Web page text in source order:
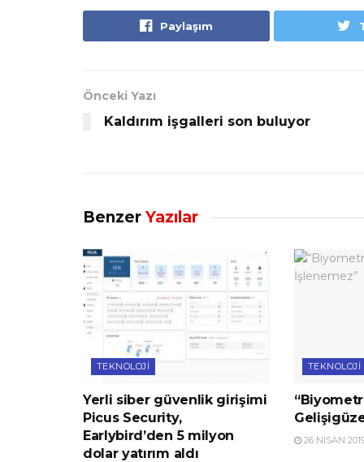
Paylaşım
Önceki Yazı
Kaldırım işgalleri son buluyor
Benzer Yazılar
TEKNOLOJI
Yerli siber güvenlik girişimi
Picus Security,
Earlybird’den 5 milyon
dolar yatırım aldı
TEKNOLOJI
26 NISAN